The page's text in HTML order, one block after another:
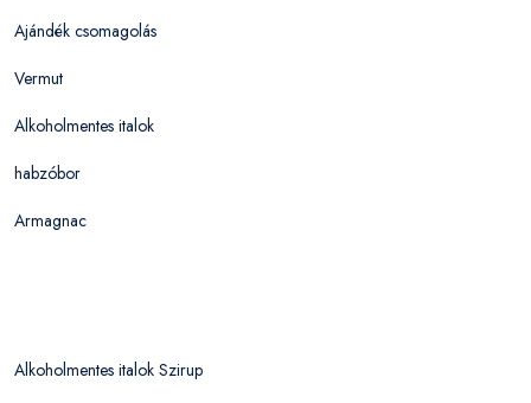
Ajándék csomagolás
Vermut
Alkoholmentes italok
habzóbor
Armagnac
Alkoholmentes italok Szirup